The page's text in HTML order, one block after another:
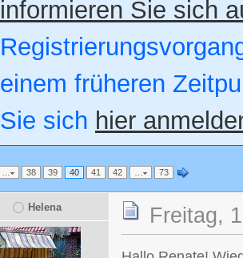
informieren Sie sich
einem früheren
Sie sich hier
… 38 39 40 41 42 … 73
Helena Freitag,